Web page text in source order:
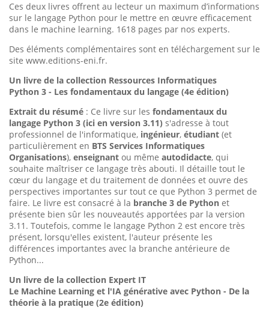
Ces deux livres offrent au lecteur un maximum d’informations
sur le langage Python pour le mettre en œuvre efficacement
dans le machine learning. 1618 pages par nos experts.
Des éléments complémentaires sont en téléchargement sur le
site www.editions-eni.fr.
Un livre de la collection Ressources Informatiques
Python 3 - Les fondamentaux du langage (4e édition)
Extrait du résumé : Ce livre sur les fondamentaux du
langage Python 3 (ici en version 3.11) s'adresse à tout
professionnel de l'informatique, ingénieur, étudiant (et
particulièrement en BTS Services Informatiques
Organisations), enseignant ou même autodidacte, qui
souhaite maîtriser ce langage très abouti. Il détaille tout le
cœur du langage et du traitement de données et ouvre des
perspectives importantes sur tout ce que Python 3 permet de
faire. Le livre est consacré à la branche 3 de Python et
présente bien sûr les nouveautés apportées par la version
3.11. Toutefois, comme le langage Python 2 est encore très
présent, lorsqu'elles existent, l'auteur présente les
différences importantes avec la branche antérieure de
Python...
Un livre de la collection Expert IT
Le Machine Learning et l'IA générative avec Python - De la
théorie à la pratique (2e édition)